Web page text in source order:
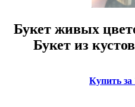
Букет живых
Букет из
Купить за